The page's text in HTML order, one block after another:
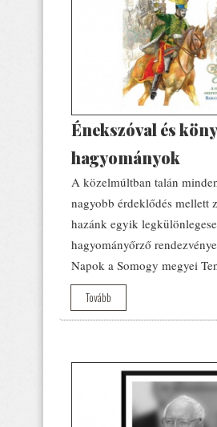
Énekszóval és
hagyományok
A közelmúltban talán
nagyobb érdeklődés mellett
hazánk egyik
hagyományőrző
Napok a Somogy megyei
Tovább